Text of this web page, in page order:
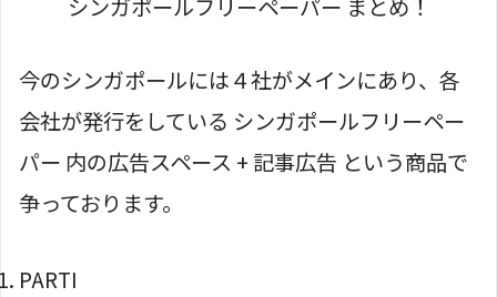
シンガポールフリーペーパー まとめ！
今のシンガポールには４社がメインにあり、各
会社が発行をしている シンガポールフリーペー
パー 内の広告スペース + 記事広告 という商品で
争っております。
PARTI